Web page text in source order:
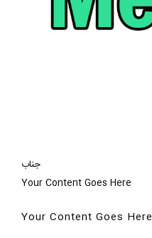
جناب
Your Content Goes Here
Your Content Goes Here